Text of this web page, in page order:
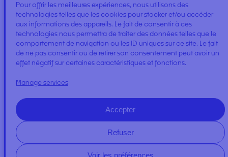
Pour offrir les meilleures expériences, nous utilisons des
technologies telles que les cookies pour stocker et/ou accéder
aux informations des appareils. Le fait de consentir à ces
technologies nous permettra de traiter des données telles que le
comportement de navigation ou les ID uniques sur ce site. Le fait
de ne pas consentir ou de retirer son consentement peut avoir un
effet négatif sur certaines caractéristiques et fonctions.
Manage services
Accepter
Refuser
Voir les préférences
COTTON ROLL DISPENSER
PLASIC
HEADREST COVER ROLL